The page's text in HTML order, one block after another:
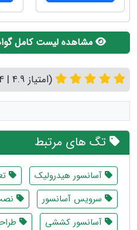
مشاهده لیست کامل
(امتیاز 4.9 | 2424 رای)
تگ های مرتبط
آسانسور هیدرولیک
سرویس آسانسور
آسانسور کششی